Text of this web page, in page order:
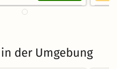
der Umgebung